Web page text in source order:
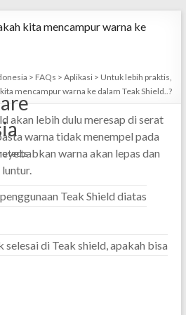
kita mencampur warna ke
> FAQs >Aplikasi > Untuk lebih praktis,
mencampur warna ke dalam Teak Shield..?
akan lebih dulu meresap di serat
warna tidak menempel pada
warna akan lepas dan
Teak Shield diatas
selesai di Teak shield, apakah bisa